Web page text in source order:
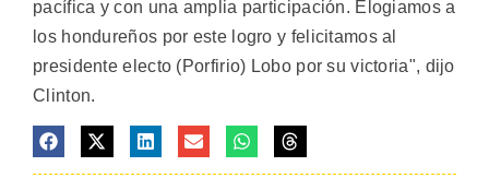
pacífica y con una amplia participación. Elogiamos a
los hondureños por este logro y felicitamos al
presidente electo (Porfirio) Lobo por su victoria", dijo
Clinton.